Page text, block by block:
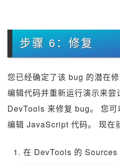
步骤 6：修复
您已经确定了该 bug 的潜在
编辑代码并重新运行演示来
DevTools 来修复 bug。 您
编辑 JavaScript 代码。 现在
在 DevTools 的 Sources